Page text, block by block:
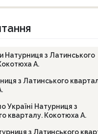
Натурниця з Латинського
А.
з Латинського
Україні Натурниця з
кварталу. Кокотюха А.
з Латинського